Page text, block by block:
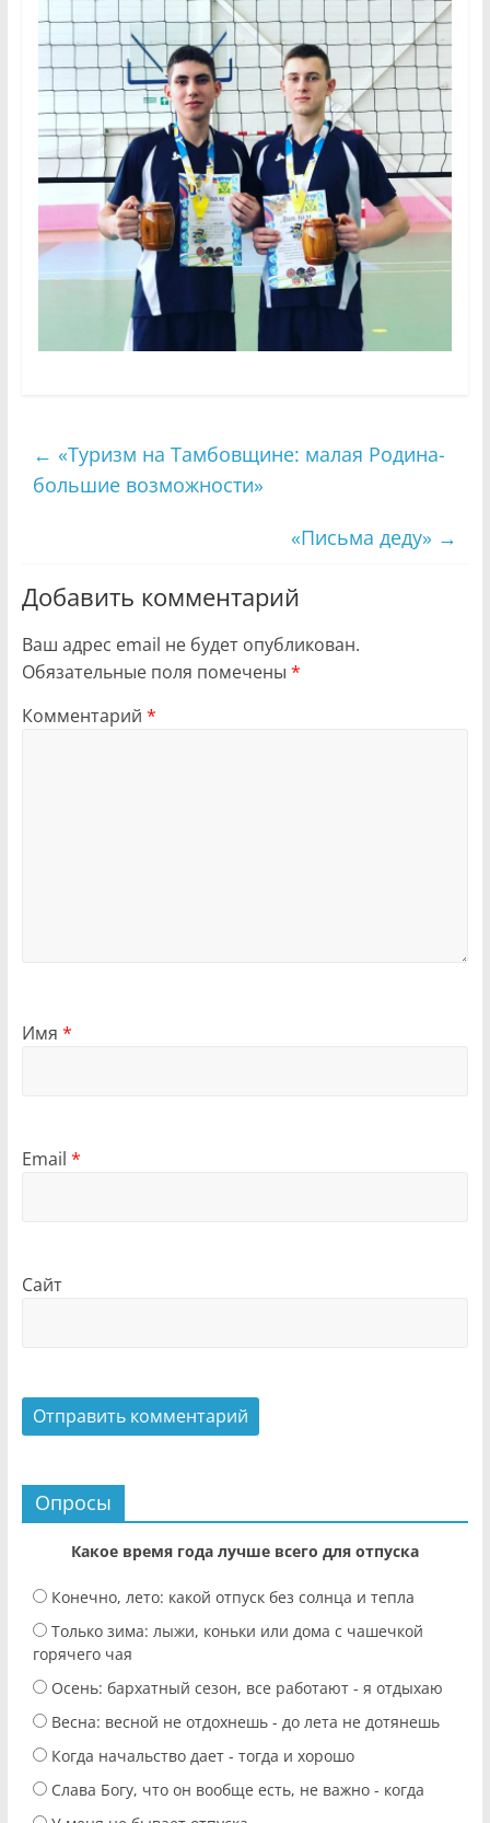
← «Туризм на Тамбовщине: малая Родина-
большие возможности»
«Письма деду» →
Добавить комментарий
Ваш адрес email не будет опубликован.
Обязательные поля помечены *
Комментарий *
Имя *
Email *
Сайт
Опросы
Какое время года лучше всего для отпуска
Конечно, лето: какой отпуск без солнца и тепла
Только зима: лыжи, коньки или дома с чашечкой
горячего чая
Осень: бархатный сезон, все работают - я отдыхаю
Весна: весной не отдохнешь - до лета не дотянешь
Когда начальство дает - тогда и хорошо
Слава Богу, что он вообще есть, не важно - когда